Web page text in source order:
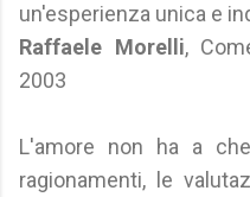
un'esperienza unica e
Raffaele Morelli,
2003
L'amore non ha a
ragionamenti, le